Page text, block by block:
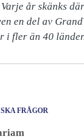
år skänks
en del av
fler än 40
FRÅGOR